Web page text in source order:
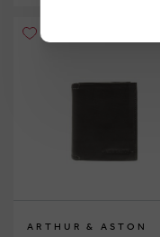
ARTHUR & ASTON